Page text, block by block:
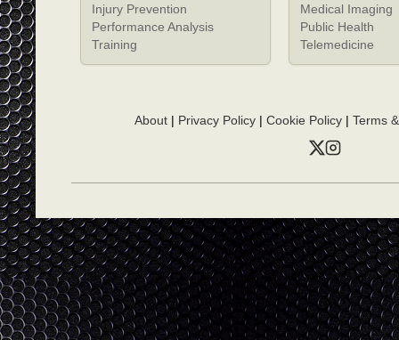
Injury Prevention
Performance Analysis
Training
Medical Imaging
Public Health
Telemedicine
About| Privacy Policy| Cookie Policy| Terms